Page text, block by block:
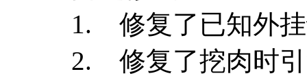
1. 修复了已知外
2. 修复了挖肉时